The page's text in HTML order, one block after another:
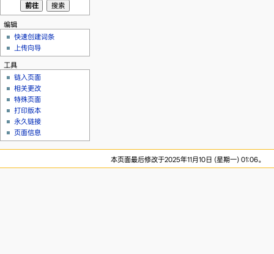
编辑
快速创建词条
上传向导
工具
链入页面
相关更改
特殊页面
打印版本
永久链接
页面信息
本页面最后修改于2025年11月10日 (星期一) 01:06。